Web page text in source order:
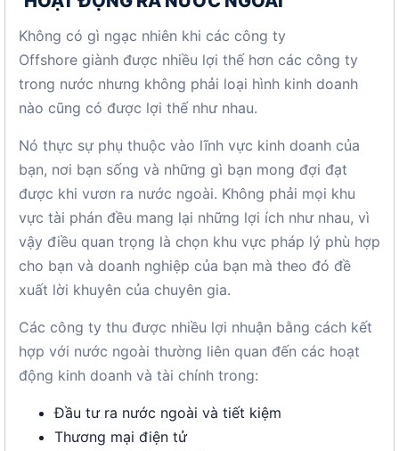
Không có gì ngạc nhiên khi các công ty
Offshore giành được nhiều lợi thế hơn các công ty
trong nước nhưng không phải loại hình kinh doanh
nào cũng có được lợi thế như nhau.
Nó thực sự phụ thuộc vào lĩnh vực kinh doanh của
bạn, nơi bạn sống và những gì bạn mong đợi đạt
được khi vươn ra nước ngoài. Không phải mọi khu
vực tài phán đều mang lại những lợi ích như nhau, vì
vậy điều quan trọng là chọn khu vực pháp lý phù hợp
cho bạn và doanh nghiệp của bạn mà theo đó đề
xuất lời khuyên của chuyên gia.
Các công ty thu được nhiều lợi nhuận bằng cách kết
hợp với nước ngoài thường liên quan đến các hoạt
động kinh doanh và tài chính trong:
Đầu tư ra nước ngoài và tiết kiệm
Thương mại điện tử